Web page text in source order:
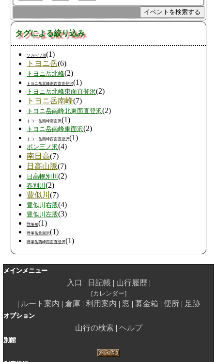
タグによる絞り込み
ソガベツ川 (1)
トヨニ岳(6)
トヨニ岳北峰(2)
トヨニ岳北峰南西面直登沢(1)
トヨニ岳北峰東面直登沢(2)
トヨニ岳南峰(7)
トヨニ岳南峰北東面直登沢(2)
トヨニ岳南峰南面沢(1)
トヨニ岳南峰東面沢(2)
トヨニ岳南峰西面直登沢(1)
ポン三ノ沢(4)
南日高(7)
日高山脈(7)
日高幌別川 (2)
春別川 (2)
豊似川 (7)
豊似川右股(4)
豊似川左股(3)
野塚岳(1)
野塚岳北面沢(1)
野塚岳西峰西面直登沢(1)
メインメニュー
入口 日記帳 山行履歴
カレンダー
ルート案内 倉庫 利用案内 窓 募金箱 便所 足跡
オプション
山行の検索 ヘルプ
別館